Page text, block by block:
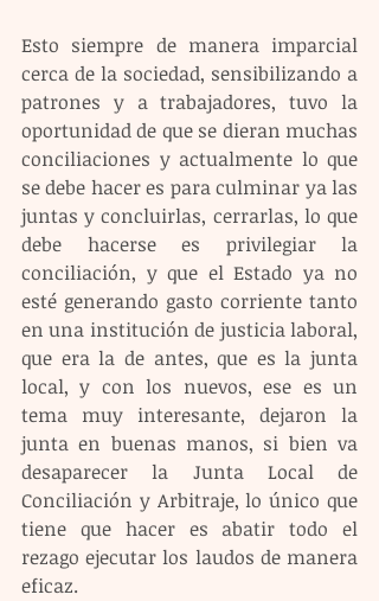
Esto siempre de manera imparcial
cerca de la sociedad, sensibilizando a
patrones y a trabajadores, tuvo la
oportunidad de que se dieran muchas
conciliaciones y actualmente lo que
se debe hacer es para culminar ya las
juntas y concluirlas, cerrarlas, lo que
debe hacerse es privilegiar la
conciliación, y que el Estado ya no
esté generando gasto corriente tanto
en una institución de justicia laboral,
que era la de antes, que es la junta
local, y con los nuevos, ese es un
tema muy interesante, dejaron la
junta en buenas manos, si bien va
desaparecer la Junta Local de
Conciliación y Arbitraje, lo único que
tiene que hacer es abatir todo el
rezago ejecutar los laudos de manera
eficaz.